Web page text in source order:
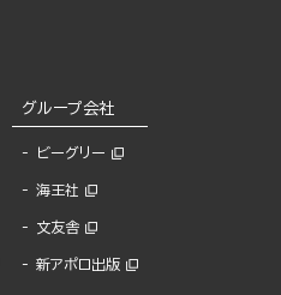
グループ会社
ビーグリー
海王社
文友舎
新アポロ出版